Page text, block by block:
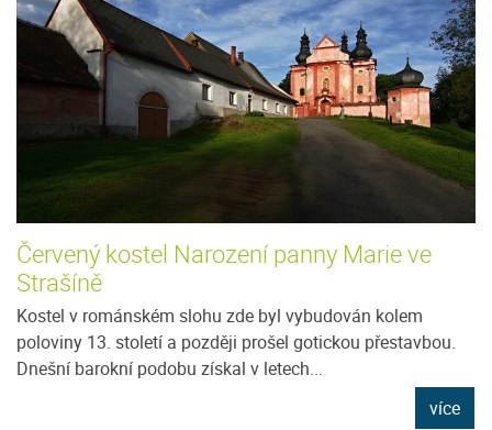
Červený kostel Narození panny Marie ve
Strašíně
Kostel v románském slohu zde byl vybudován kolem
poloviny 13. století a později prošel gotickou přestavbou.
Dnešní barokní podobu získal v letech...
více